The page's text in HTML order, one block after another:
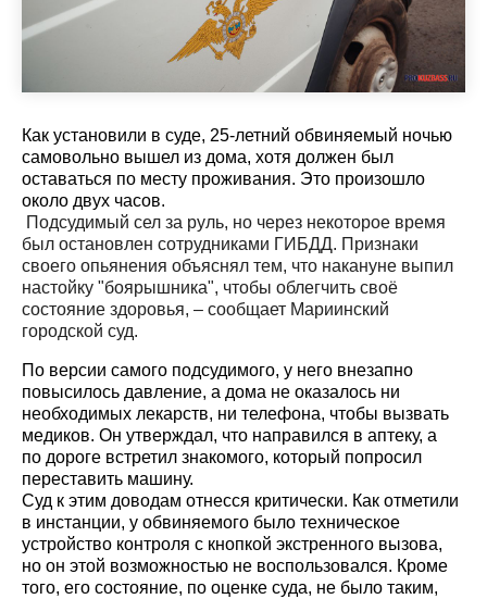
Как установили в суде, 25-летний обвиняемый ночью
самовольно вышел из дома, хотя должен был
оставаться по месту проживания. Это произошло
около двух часов.
Подсудимый сел за руль, но через некоторое время
был остановлен сотрудниками ГИБДД. Признаки
своего опьянения объяснял тем, что накануне выпил
настойку "боярышника", чтобы облегчить своё
состояние здоровья, – сообщает Мариинский
городской суд.
По версии самого подсудимого, у него внезапно
повысилось давление, а дома не оказалось ни
необходимых лекарств, ни телефона, чтобы вызвать
медиков. Он утверждал, что направился в аптеку, а
по дороге встретил знакомого, который попросил
переставить машину.
Суд к этим доводам отнесся критически. Как отметили
в инстанции, у обвиняемого было техническое
устройство контроля с кнопкой экстренного вызова,
но он этой возможностью не воспользовался. Кроме
того, его состояние, по оценке суда, не было таким,